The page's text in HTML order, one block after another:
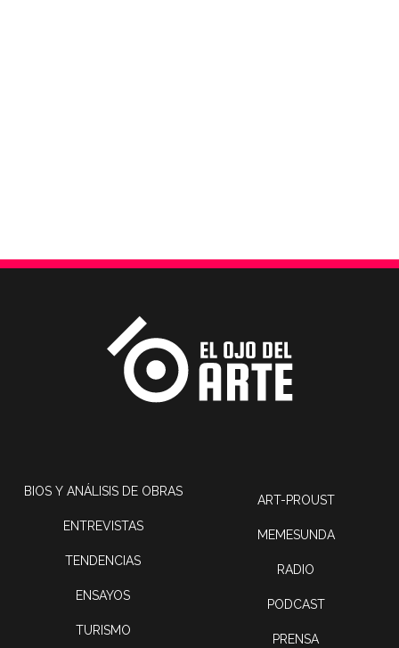
BIOS Y ANÁLISIS DE OBRAS
ENTREVISTAS
TENDENCIAS
ENSAYOS
TURISMO
ART-PROUST
MEMESUNDA
RADIO
PODCAST
PRENSA